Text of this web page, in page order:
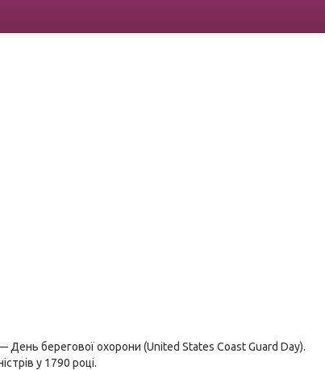
берегової охорони (United States Coast Guard Day).
у 1790 році.